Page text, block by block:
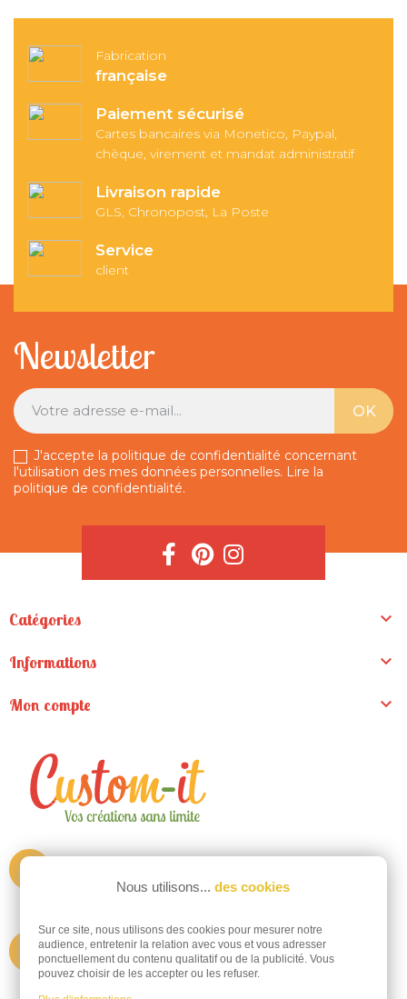
Fabrication
française
Paiement sécurisé
Cartes bancaires via Monetico, Paypal,
chèque, virement et mandat administratif
Livraison rapide
GLS, Chronopost, La Poste
Service
client
Newsletter
J'accepte la politique de confidentialité concernant
l'utilisation des mes données personnelles. Lire la
politique de confidentialité.
Catégories 
Informations 
Mon compte 
9 rue du pré clos
Appelez-nous auinformations@custom-it.fr
Nous utilisons... des cookies
Sur ce site, nous utilisons des cookies pour mesurer notre
audience, entretenir la relation avec vous et vous adresser
ponctuellement du contenu qualitatif ou de la publicité. Vous
pouvez choisir de les accepter ou les refuser.